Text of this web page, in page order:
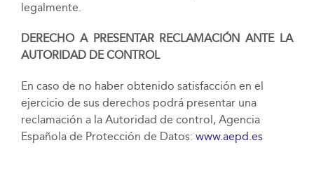
legalmente.
DERECHO A PRESENTAR RECLAMACIÓN ANTE LA
AUTORIDAD DE CONTROL
En caso de no haber obtenido satisfacción en el
ejercicio de sus derechos podrá presentar una
reclamación a la Autoridad de control, Agencia
Española de Protección de Datos: www.aepd.es